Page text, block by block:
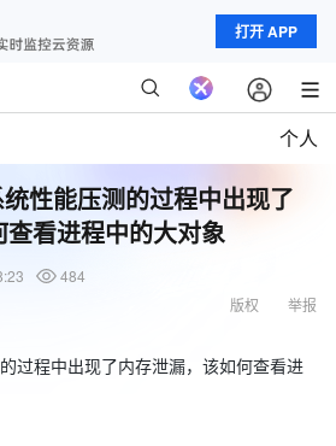
打开 APP
个人
性能压测的过程中出现了
看进程中的大对象
484
举报
版权
过程中出现了内存泄漏，该如何查看进